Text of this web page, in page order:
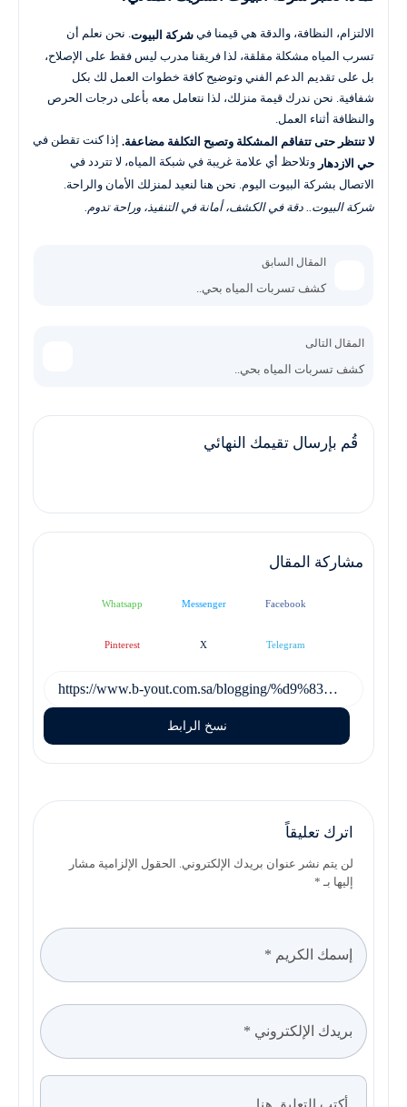
الالتزام، النظافة، والدقة هي قيمنا في شركة البيوت. نحن نعلم أن
تسرب المياه مشكلة مقلقة، لذا فريقنا مدرب ليس فقط على الإصلاح،
بل على تقديم الدعم الفني وتوضيح كافة خطوات العمل لك بكل
شفافية. نحن ندرك قيمة منزلك، لذا نتعامل معه بأعلى درجات الحرص
والنظافة أثناء العمل.
لا تنتظر حتى تتفاقم المشكلة وتصبح التكلفة مضاعفة. إذا كنت تقطن في
حي الازدهار وتلاحظ أي علامة غريبة في شبكة المياه، لا تتردد في
الاتصال بشركة البيوت اليوم. نحن هنا لنعيد لمنزلك الأمان والراحة.
شركة البيوت.. دقة في الكشف، أمانة في التنفيذ، وراحة تدوم.
المقال السابق
كشف تسربات المياه بحي..
المقال التالى
كشف تسربات المياه بحي..
قُم بإرسال تقيمك النهائي
مشاركة المقال
Facebook
Messenger
Whatsapp
Telegram
X
Pinterest
نسخ الرابط
اترك تعليقاً
لن يتم نشر عنوان بريدك الإلكتروني. الحقول الإلزامية مشار
إليها بـ *